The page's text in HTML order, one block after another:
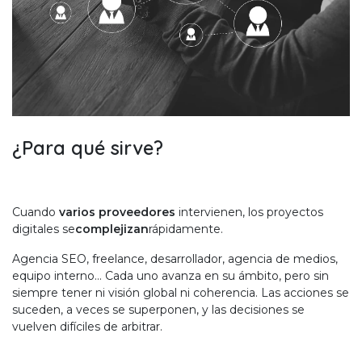
¿Para qué sirve?
Cuando varios proveedores intervienen, los proyectos
digitales secomplejizanrápidamente.
Agencia SEO, freelance, desarrollador, agencia de medios,
equipo interno… Cada uno avanza en su ámbito, pero sin
siempre tener ni visión global ni coherencia. Las acciones se
suceden, a veces se superponen, y las decisiones se
vuelven difíciles de arbitrar.